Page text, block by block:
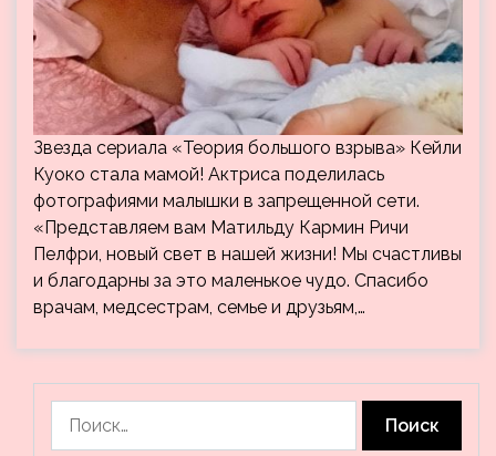
Звезда сериала «Теория большого взрыва» Кейли
Куоко стала мамой! Актриса поделилась
фотографиями малышки в запрещенной сети.
«Представляем вам Матильду Кармин Ричи
Пелфри, новый свет в нашей жизни! Мы счастливы
и благодарны за это маленькое чудо. Спасибо
врачам, медсестрам, семье и друзьям,…